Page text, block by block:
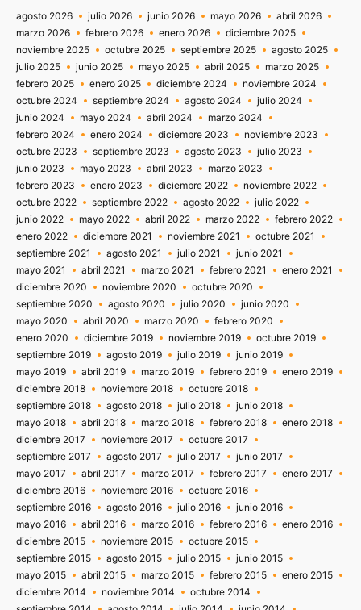
agosto 2026 julio 2026 junio 2026 mayo 2026
abril 2026
marzo 2026
febrero 2026 enero 2026
diciembre 2025
noviembre 2025
octubre 2025 septiembre 2025
agosto 2025
julio 2025
junio 2025 mayo 2025 abril 2025
marzo 2025
febrero 2025
enero 2025 diciembre 2024
noviembre 2024
octubre 2024
septiembre 2024 agosto 2024
julio 2024
junio 2024
mayo 2024 abril 2024
marzo 2024
febrero 2024
enero 2024 diciembre 2023
noviembre 2023
octubre 2023
septiembre 2023 agosto 2023
julio 2023
junio 2023
mayo 2023 abril 2023
marzo 2023
febrero 2023
enero 2023 diciembre 2022
noviembre 2022
octubre 2022
septiembre 2022 agosto 2022
julio 2022
junio 2022
mayo 2022 abril 2022 marzo 2022
febrero 2022
enero 2022
diciembre 2021 noviembre 2021
octubre 2021
septiembre 2021
agosto 2021 julio 2021
junio 2021
mayo 2021
abril 2021 marzo 2021 febrero 2021
enero 2021
diciembre 2020
noviembre 2020
octubre 2020
septiembre 2020
agosto 2020 julio 2020
junio 2020
mayo 2020
abril 2020 marzo 2020
febrero 2020
enero 2020
diciembre 2019 noviembre 2019
octubre 2019
septiembre 2019
agosto 2019 julio 2019
junio 2019
mayo 2019
abril 2019 marzo 2019 febrero 2019
enero 2019
diciembre 2018
noviembre 2018
octubre 2018
septiembre 2018
agosto 2018 julio 2018
junio 2018
mayo 2018
abril 2018 marzo 2018 febrero 2018
enero 2018
diciembre 2017
noviembre 2017
octubre 2017
septiembre 2017
agosto 2017 julio 2017
junio 2017
mayo 2017
abril 2017 marzo 2017 febrero 2017
enero 2017
diciembre 2016
noviembre 2016
octubre 2016
septiembre 2016
agosto 2016 julio 2016
junio 2016
mayo 2016
abril 2016 marzo 2016 febrero 2016
enero 2016
diciembre 2015
noviembre 2015
octubre 2015
septiembre 2015
agosto 2015 julio 2015
junio 2015
mayo 2015
abril 2015 marzo 2015 febrero 2015
enero 2015
diciembre 2014
noviembre 2014
octubre 2014